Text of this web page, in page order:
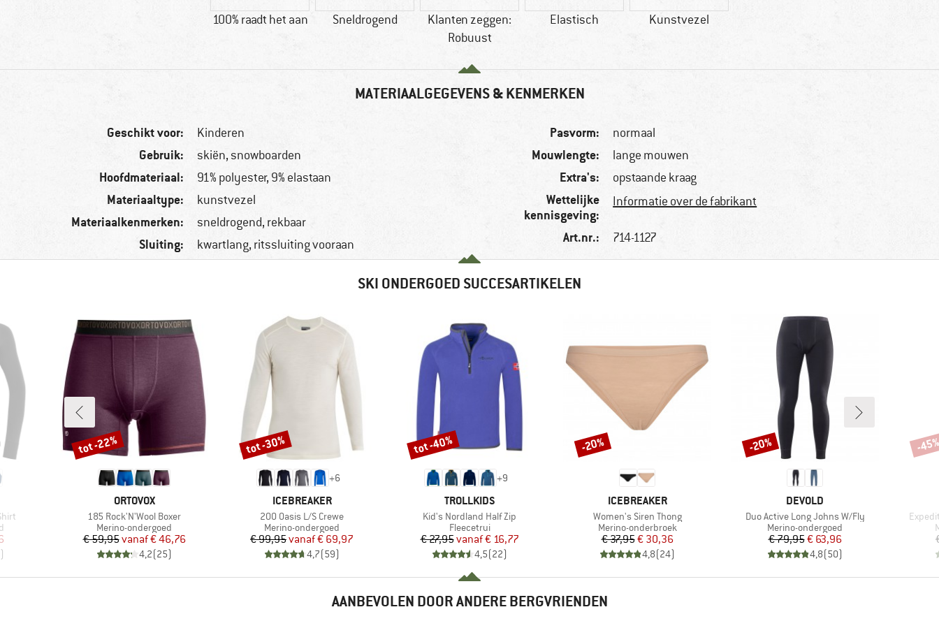
100% raadt het aan Sneldrogend
Klanten zeggen:
Robuust
Elastisch Kunstvezel
MATERIAALGEGEVENS & KENMERKEN
Geschikt voor: Kinderen
Gebruik: skiën, snowboarden
Hoofdmateriaal: 91% polyester, 9% elastaan
Materiaaltype: kunstvezel
Materiaalkenmerken: sneldrogend, rekbaar
Sluiting: kwartlang, ritssluiting vooraan
Pasvorm: normaal
Mouwlengte: lange mouwen
Extra's: opstaande kraag
Wettelijke
kennisgeving:
Informatie over de fabrikant
Art.nr.: 714-1127
SKI ONDERGOED SUCCESARTIKELEN
prijs
)
MERK
ORTOVOX
Artikel
185 Rock'N'Wool Boxer
Productgroep
Merino-ondergoed
Prijs
€ 59,95 Verlaagde prijs
vanaf€ 46,76
4,2(25)
Korting
tot -22%
+6
MERK
ICEBREAKER
Artikel
200 Oasis L/S Crewe
Productgroep
Merino-ondergoed
Prijs
€ 99,95 Verlaagde prijs
vanaf€ 69,97
4,7(59)
Korting
tot -30%
+9
MERK
TROLLKIDS
Artikel
Kid's Nordland Half Zip
Productgroep
Fleecetrui
Prijs
€ 27,95 Verlaagde prijs
vanaf€ 16,77
4,5(22)
Korting
tot -40%
MERK
ICEBREAKER
Artikel
Women's Siren Thong
Productgroep
Merino-onderbroek
Prijs
€ 37,95Verlaagde prijs
€ 30,36
4,8(24)
Korting
-20%
MERK
DEVOLD
Artikel
Duo Active Long Johns W/Fly
Productgroep
Merino-ondergoed
Prijs
€ 79,95Verlaagde prijs
€ 63,96
4,8(50)
Korting
-20%
Artikel
-
AANBEVOLEN DOOR ANDERE BERGVRIENDEN